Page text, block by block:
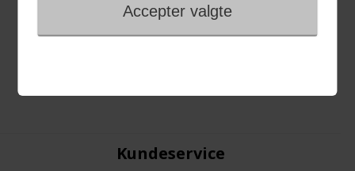
Kundeservice
Black Friday